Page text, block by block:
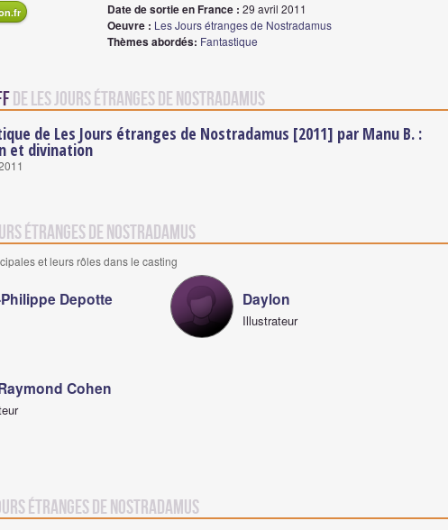
Date de sortie en France : 29 avril 2011
Oeuvre : Les Jours étranges de Nostradamus
Thèmes abordés: Fantastique
de Les Jours étranges de Nostradamus
de Les Jours étranges de Nostradamus [2011] par Manu B. :
et divination
étranges de Nostradamus
et leurs rôles dans le casting
Depotte Daylon
Illustrateur
Cohen
étranges de Nostradamus